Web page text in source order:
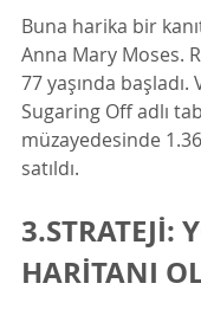
Buna harika bir
Anna Mary Moses.
77 yaşında başladı.
Sugaring Off adlı
müzayedesinde
satıldı.
3.STRATEJİ:
HARİTANI